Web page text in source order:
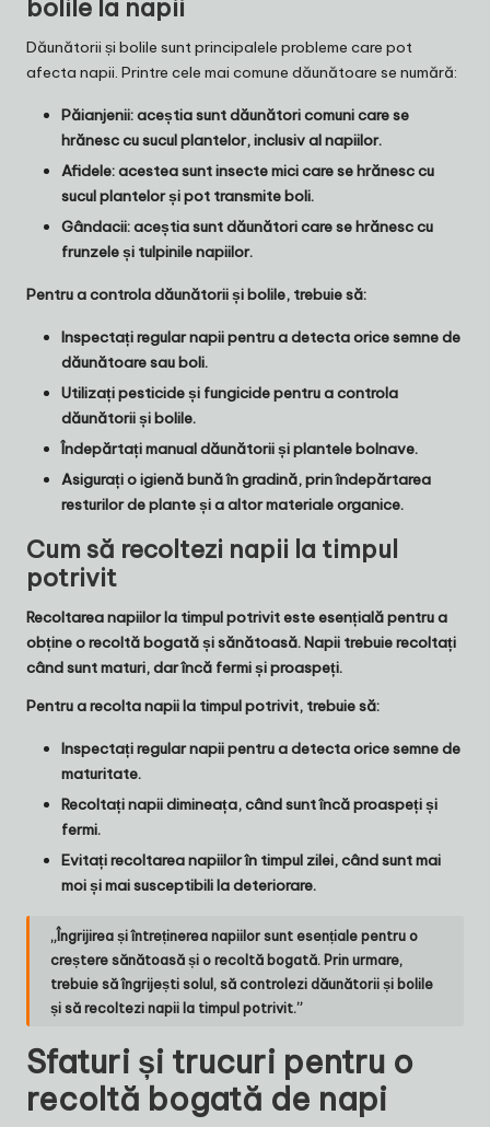
bolile la napii
Dăunătorii și bolile sunt principalele probleme care pot
afecta napii. Printre cele mai comune dăunătoare se numără:
Păianjenii: aceștia sunt dăunători comuni care se
hrănesc cu sucul plantelor, inclusiv al napiilor.
Afidele: acestea sunt insecte mici care se hrănesc cu
sucul plantelor și pot transmite boli.
Gândacii: aceștia sunt dăunători care se hrănesc cu
frunzele și tulpinile napiilor.
Pentru a controla dăunătorii și bolile, trebuie să:
Inspectați regular napii pentru a detecta orice semne de
dăunătoare sau boli.
Utilizați pesticide și fungicide pentru a controla
dăunătorii și bolile.
Îndepărtați manual dăunătorii și plantele bolnave.
Asigurați o igienă bună în gradină, prin îndepărtarea
resturilor de plante și a altor materiale organice.
Cum să recoltezi napii la timpul
potrivit
Recoltarea napiilor la timpul potrivit este esențială pentru a
obține o recoltă bogată și sănătoasă. Napii trebuie recoltați
când sunt maturi, dar încă fermi și proaspeți.
Pentru a recolta napii la timpul potrivit, trebuie să:
Inspectați regular napii pentru a detecta orice semne de
maturitate.
Recoltați napii dimineața, când sunt încă proaspeți și
fermi.
Evitați recoltarea napiilor în timpul zilei, când sunt mai
moi și mai susceptibili la deteriorare.
„Îngrijirea și întreținerea napiilor sunt esențiale pentru o
creștere sănătoasă și o recoltă bogată. Prin urmare,
trebuie să îngrijești solul, să controlezi dăunătorii și bolile
și să recoltezi napii la timpul potrivit.”
Sfaturi și trucuri pentru o
recoltă bogată de napi